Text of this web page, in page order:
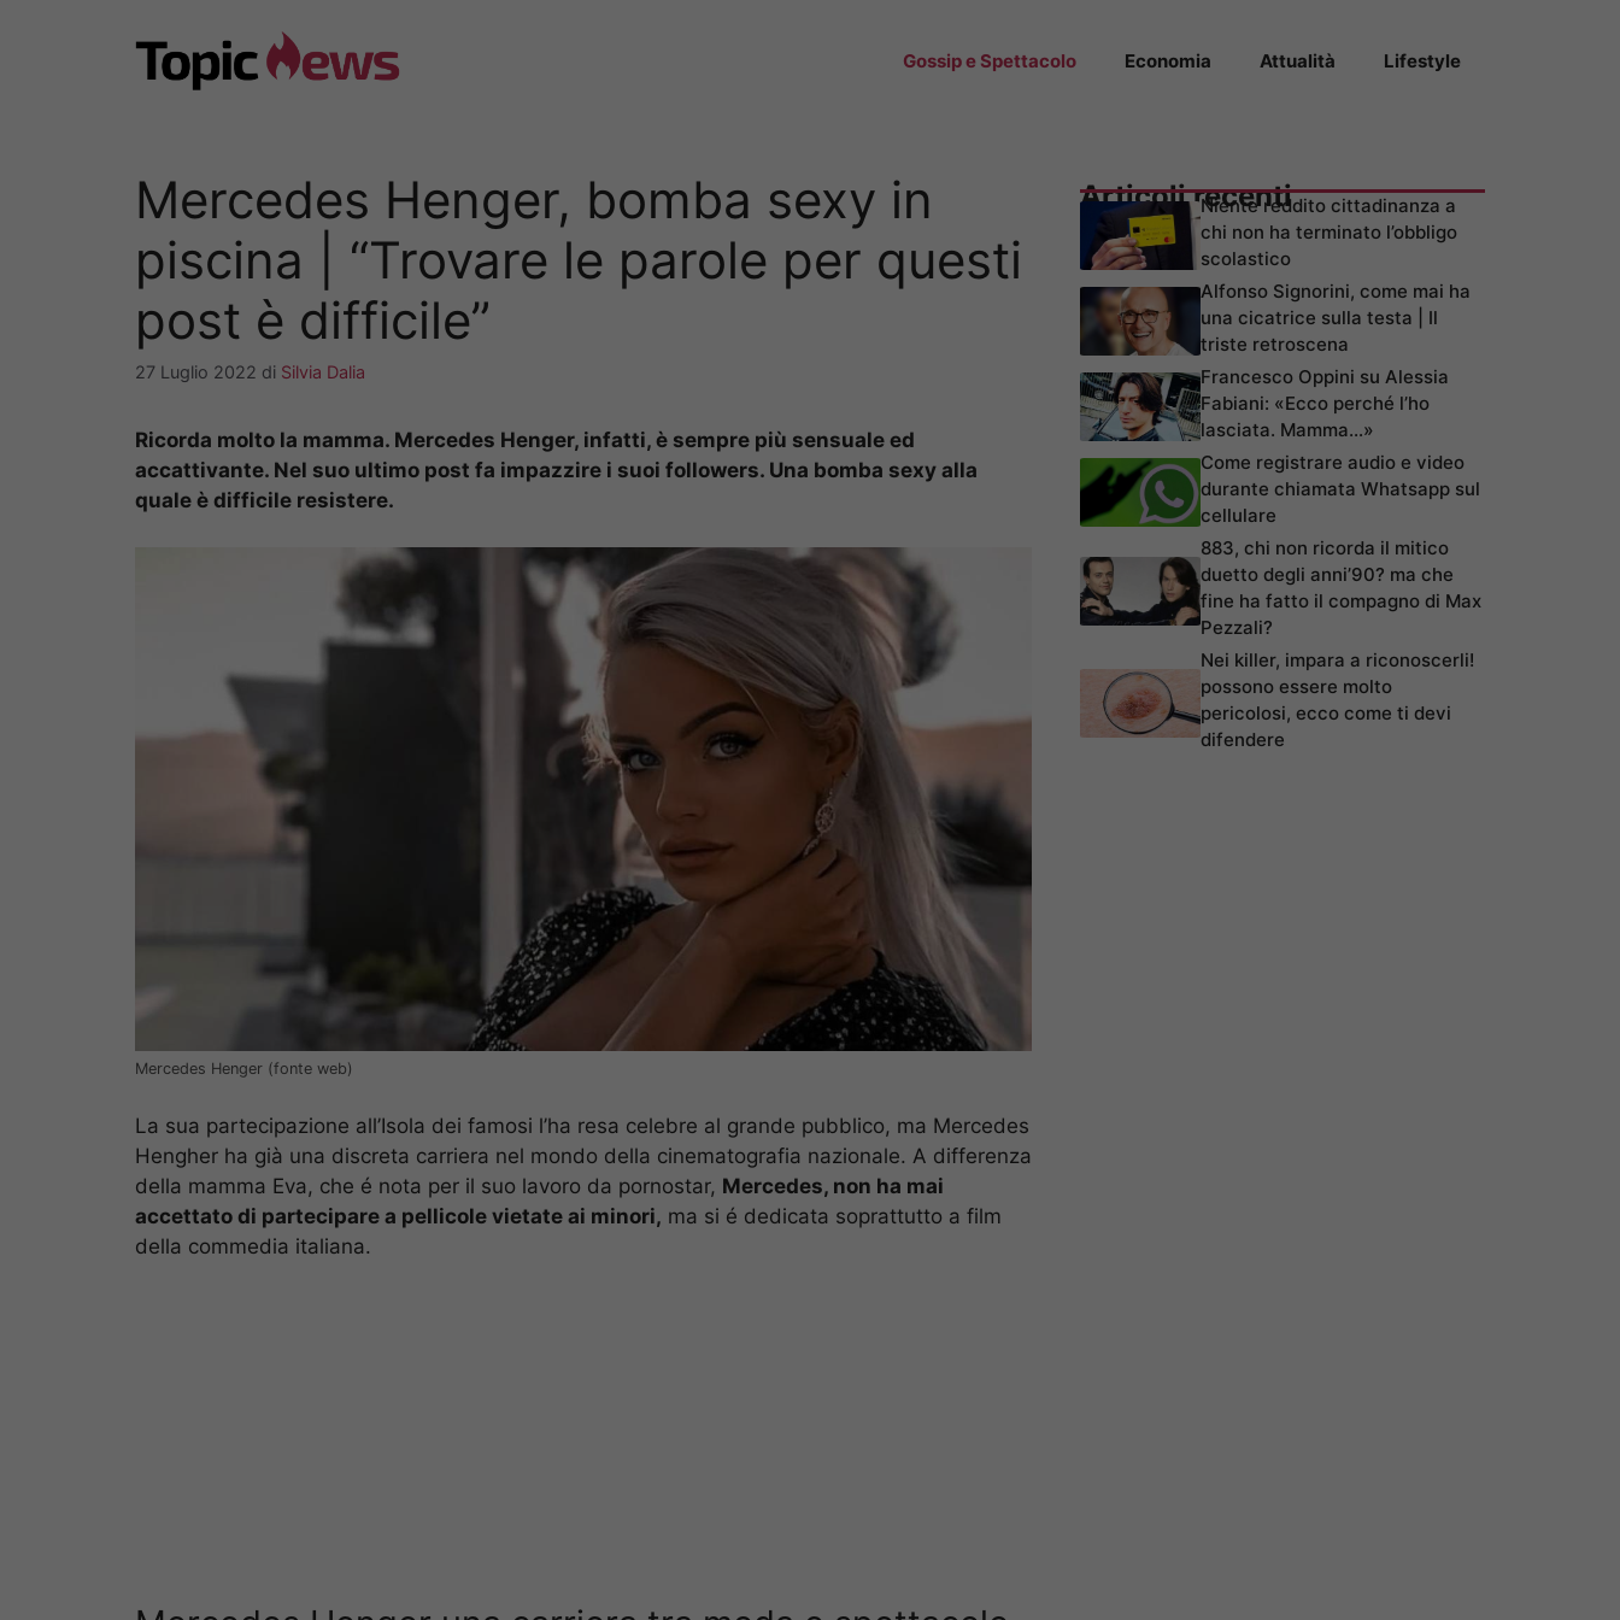
Gossip e Spettacolo Economia Attualità Lifestyle
Mercedes Henger, bomba sexy in
piscina | “Trovare le parole per questi
post è difficile”
27 Luglio 2022 di Silvia Dalia
Ricorda molto la mamma. Mercedes Henger, infatti, è sempre più sensuale ed
accattivante. Nel suo ultimo post fa impazzire i suoi followers. Una bomba sexy alla
quale è difficile resistere.
Mercedes Henger (fonte web)
La sua partecipazione all’Isola dei famosi l’ha resa celebre al grande pubblico, ma Mercedes
Hengher ha già una discreta carriera nel mondo della cinematografia nazionale. A differenza
della mamma Eva, che é nota per il suo lavoro da pornostar, Mercedes, non ha mai
accettato di partecipare a pellicole vietate ai minori, ma si é dedicata soprattutto a film
della commedia italiana.
Articoli recentiNiente reddito cittadinanza a
chi non ha terminato l’obbligo
scolastico
Alfonso Signorini, come mai ha
una cicatrice sulla testa | Il
triste retroscena
Francesco Oppini su Alessia
Fabiani: «Ecco perché l’ho
lasciata. Mamma…»
Come registrare audio e video
durante chiamata Whatsapp sul
cellulare
883, chi non ricorda il mitico
duetto degli anni’90? ma che
fine ha fatto il compagno di Max
Pezzali?
Nei killer, impara a riconoscerli!
possono essere molto
pericolosi, ecco come ti devi
difendere